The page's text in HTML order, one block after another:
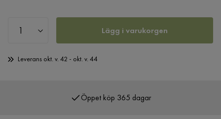
Lägg i varukorgen
Leverans okt. v. 42 - okt. v. 44
Över 400 000 nöjda kunder